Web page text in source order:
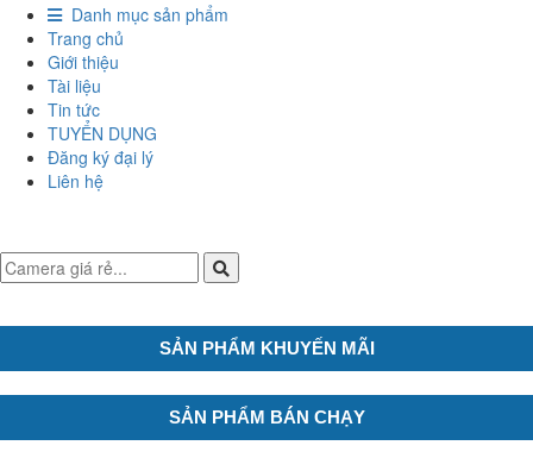
Danh mục sản phẩm
Trang chủ
Giới thiệu
Tài liệu
Tin tức
TUYỂN DỤNG
Đăng ký đại lý
Liên hệ
SẢN PHẨM KHUYẾN MÃI
SẢN PHẨM BÁN CHẠY